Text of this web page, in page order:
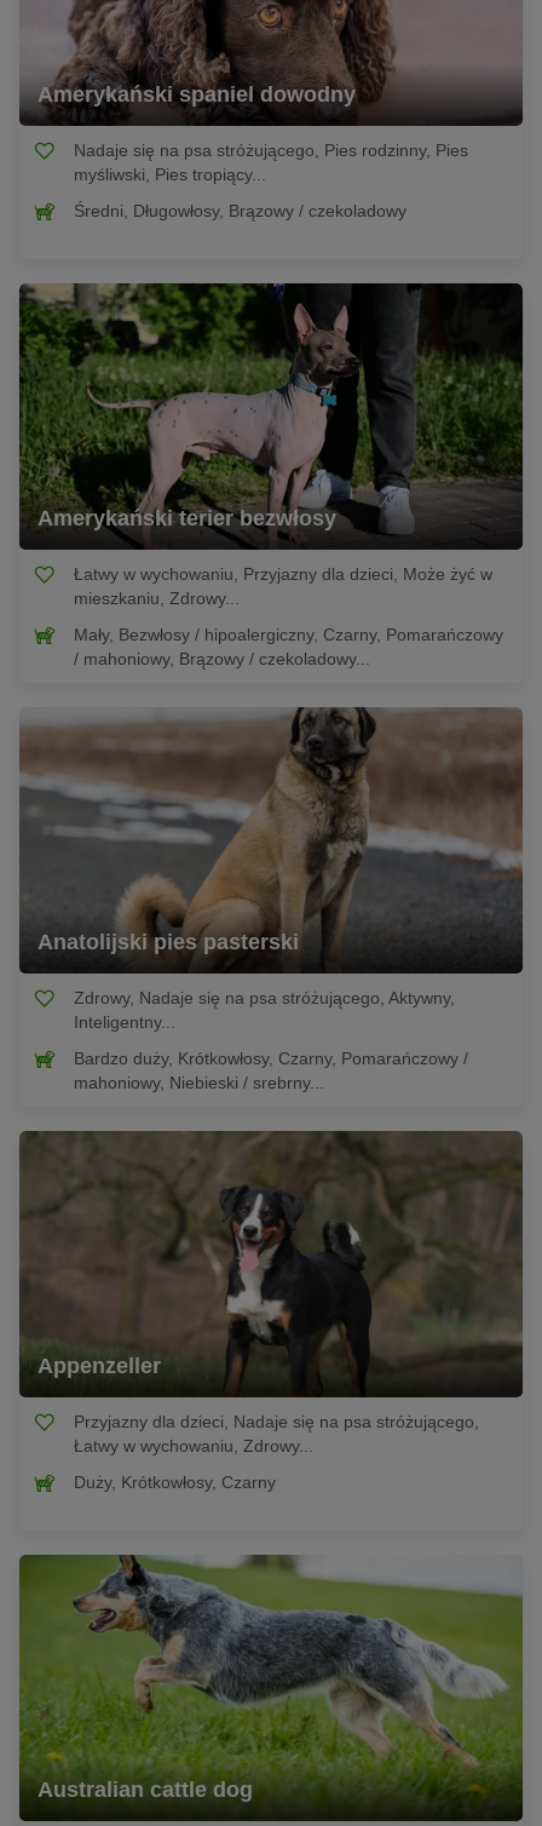
Amerykański spaniel dowodny
Nadaje się na psa stróżującego, Pies rodzinny, Pies
myśliwski, Pies tropiący...
Średni, Długowłosy, Brązowy / czekoladowy
Amerykański terier bezwłosy
Łatwy w wychowaniu, Przyjazny dla dzieci, Może żyć w
mieszkaniu, Zdrowy...
Mały, Bezwłosy / hipoalergiczny, Czarny, Pomarańczowy
/ mahoniowy, Brązowy / czekoladowy...
Anatolijski pies pasterski
Zdrowy, Nadaje się na psa stróżującego, Aktywny,
Inteligentny...
Bardzo duży, Krótkowłosy, Czarny, Pomarańczowy /
mahoniowy, Niebieski / srebrny...
Appenzeller
Przyjazny dla dzieci, Nadaje się na psa stróżującego,
Łatwy w wychowaniu, Zdrowy...
Duży, Krótkowłosy, Czarny
Australian cattle dog